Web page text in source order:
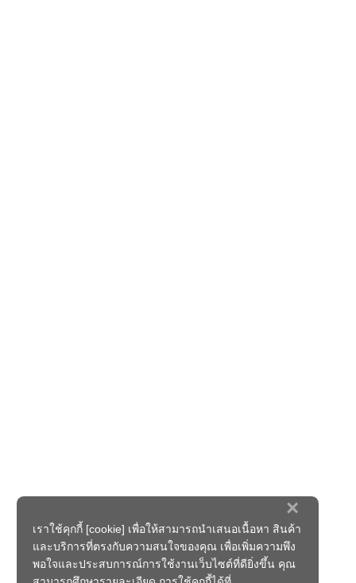
×
เราใช้คุกกี้ [cookie] เพื่อให้สามารถนำเสนอเนื้อหา สินค้า
และบริการที่ตรงกับความสนใจของคุณ เพื่อเพิ่มความพึง
พอใจและประสบการณ์การใช้งานเว็บไซต์ที่ดียิ่งขึ้น คุณ